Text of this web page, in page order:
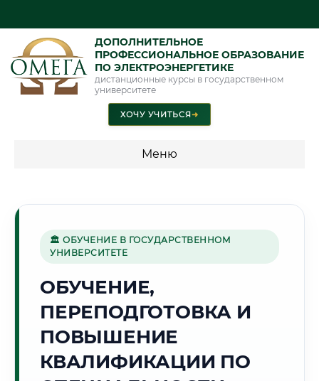
ДОПОЛНИТЕЛЬНОЕ
ПРОФЕССИОНАЛЬНОЕ ОБРАЗОВАНИЕ
ПО ЭЛЕКТРОЭНЕРГЕТИКЕ
дистанционные курсы в государственном
университете
ХОЧУ УЧИТЬСЯ➜
Меню
🌟
Г. АСТАНА
Точное местное время:
14:44:01
Пятница, 7 Августа
🏛 ОБУЧЕНИЕ В ГОСУДАРСТВЕННОМ
УНИВЕРСИТЕТЕ
ОБУЧЕНИЕ,
ПЕРЕПОДГОТОВКА И
ПОВЫШЕНИЕ
КВАЛИФИКАЦИИ ПО